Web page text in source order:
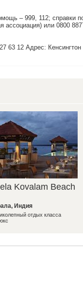
– 999, 112; справки
ассоциация) или 0800
63 12 Адрес:
Kovalam Beach
, Индия
отдых класса